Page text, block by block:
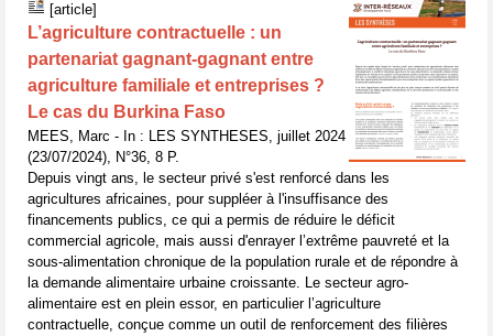
[article]
L’agriculture contractuelle : un
partenariat gagnant-gagnant entre
agriculture familiale et entreprises ?
Le cas du Burkina Faso
MEES, Marc - In : LES SYNTHESES, juillet 2024
(23/07/2024), N°36, 8 P.
Depuis vingt ans, le secteur privé s'est renforcé dans les
agricultures africaines, pour suppléer à l'insuffisance des
financements publics, ce qui a permis de réduire le déficit
commercial agricole, mais aussi d'enrayer l’extrême pauvreté et la
sous-alimentation chronique de la population rurale et de répondre à
la demande alimentaire urbaine croissante. Le secteur agro-
alimentaire est en plein essor, en particulier l’agriculture
contractuelle, conçue comme un outil de renforcement des filières